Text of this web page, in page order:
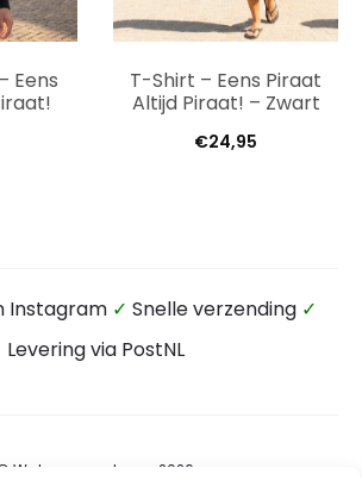
Eens
T-Shirt – Eens Piraat
Altijd Piraat! – Zwart
€24,95
Instagram ✓ Snelle verzending ✓
Levering via PostNL
Wateensound.com 2026